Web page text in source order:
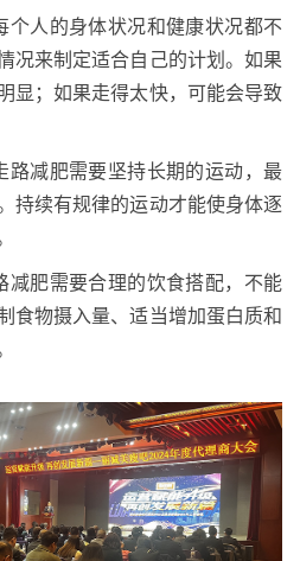
个人的身体状况和健康状况都不
况来制定适合自己的计划。如果
显；如果走得太快，可能会导致
路减肥需要坚持长期的运动，最
持续有规律的运动才能使身体逐
减肥需要合理的饮食搭配，不能
食物摄入量、适当增加蛋白质和